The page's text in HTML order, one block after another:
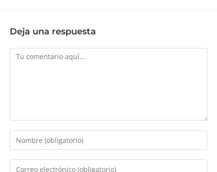
Deja una respuesta
Comentario
Introduce
tu
nombre
Introduce